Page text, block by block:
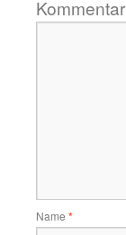
Kommentar
Name *